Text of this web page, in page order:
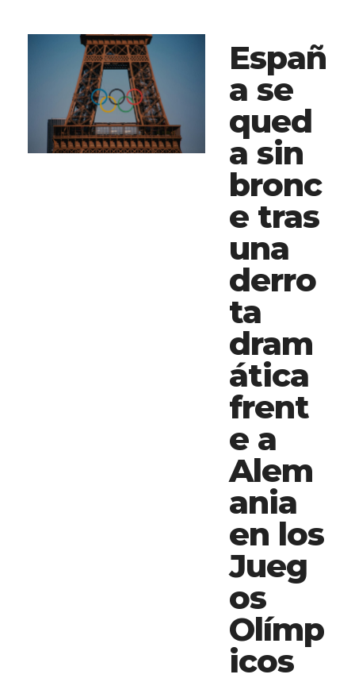
Españ
a se
qued
a sin
bronc
e tras
una
derro
ta
dram
ática
frent
e a
Alem
ania
en los
Jueg
os
Olímp
icos